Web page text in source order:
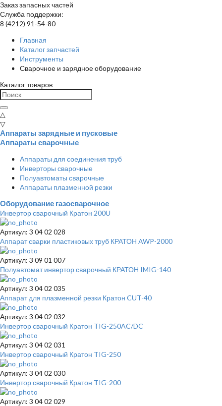
Заказ запасных частей
Служба поддержки:
8 (4212) 91-54-80
Главная
Каталог запчастей
Инструменты
Сварочное и зарядное оборудование
Каталог товаров
△
▽
Аппараты зарядные и пусковые
Аппараты сварочные
Аппараты для соединения труб
Инверторы сварочные
Полуавтоматы сварочные
Аппараты плазменной резки
Оборудование газосварочное
Инвертор сварочный Кратон 200U
Артикул: 3 04 02 028
Аппарат сварки пластиковых труб КРАТОН AWP-2000
Артикул: 3 09 01 007
Полуавтомат инвертор сварочный КРАТОН IMIG-140
Артикул: 3 04 02 035
Аппарат для плазменной резки Кратон CUT-40
Артикул: 3 04 02 032
Инвертор сварочный Кратон TIG-250AC/DC
Артикул: 3 04 02 031
Инвертор сварочный Кратон TIG-250
Артикул: 3 04 02 030
Инвертор сварочный Кратон TIG-200
Артикул: 3 04 02 029